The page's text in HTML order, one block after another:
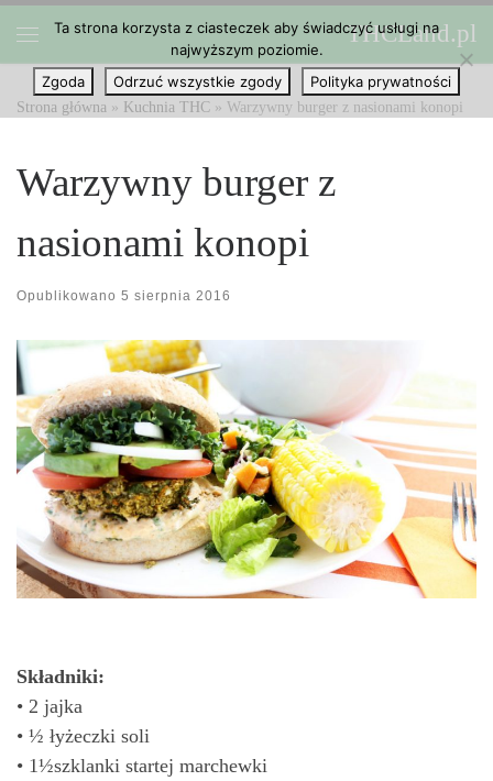
Przejdź do treści THCLand.pl
Strona główna » Kuchnia THC » Warzywny burger z nasionami konopi
Warzywny burger z
nasionami konopi
Opublikowano 5 sierpnia 2016
Składniki:
• 2 jajka
• ½ łyżeczki soli
• 1½szklanki startej marchewki
Ta strona korzysta z ciasteczek aby świadczyć usługi na
najwyższym poziomie.
Zgoda
Odrzuć wszystkie zgody Polityka prywatności